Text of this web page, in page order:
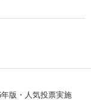
版・人気投票実施